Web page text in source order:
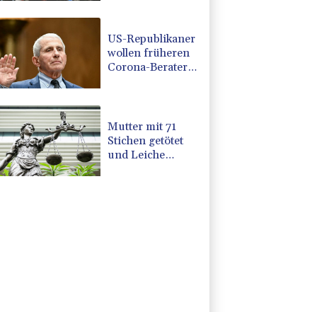
US-Republikaner
wollen früheren
Corona-Berater
Mutter mit 71
Stichen getötet
und Leiche